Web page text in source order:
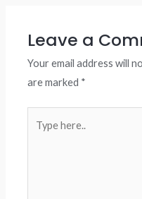
Leave a
Your email address will
are marked *
here..